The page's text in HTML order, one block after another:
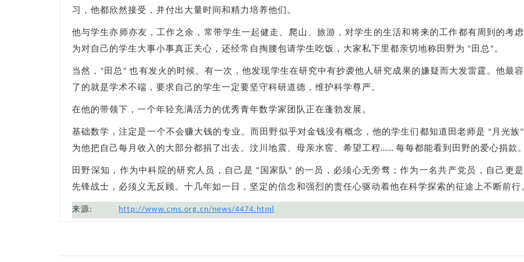
习，他都欣然接受，并付出大量时间和精力培养他们。
他与学生亦师亦友，工作之余，常带学生一起健走、爬山、旅游，对学生的生活和将来的工作都有周到的考
为对自己的学生大事小事真正关心，还经常自掏腰包请学生吃饭，大家私下里都亲切地称田野为 “田总”。
当然，“田总” 也有发火的时候。有一次，他发现学生在研究中有抄袭他人研究成果的嫌疑而大发雷霆。他最
了的就是学术不端，要求自己的学生一定要坚守科研道德，维护科学尊严。
在他的带领下，一个年轻充满活力的优秀青年数学家团队正在蓬勃发展。
基础数学，注定是一个不会赚大钱的专业。而田野似乎对金钱没有概念，他的学生们都知道田老师是 “月光族”
为他把自己每月收入的大部分都捐了出去。汶川地震、母亲水窖、希望工程…… 每每都能看到田野的爱心捐款。
田野深知，作为中科院的研究人员，自己是 “国家队” 的一员，必须心无旁骛；作为一名共产党员，自己更是
先锋战士，必须义无反顾。十几年如一日，坚定的信念和强烈的责任心驱动着他在科学探索的征途上不断前行
来源: http://www.cms.org.cn/news/4474.html